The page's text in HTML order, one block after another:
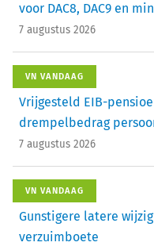
voor DAC8, DAC9 en
7 augustus 2026
VN VANDAAG
Vrijgesteld EIB-
drempelbedrag
7 augustus 2026
VN VANDAAG
Gunstigere latere
verzuimboete